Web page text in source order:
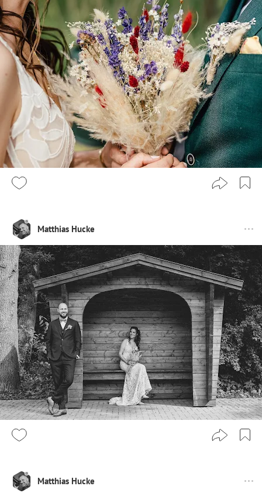
Matthias Hucke
Matthias Hucke